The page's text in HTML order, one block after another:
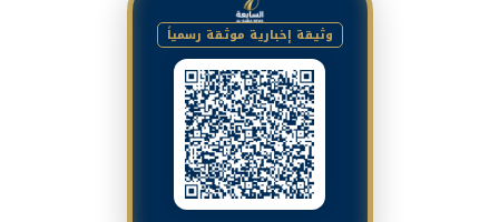
وثيقة إخبارية موثقة رسمياً